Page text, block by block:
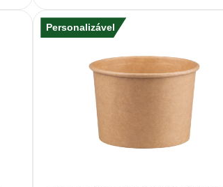
Personalizável